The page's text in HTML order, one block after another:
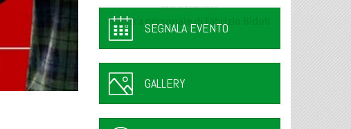
SEGNALA EVENTO
GALLERY